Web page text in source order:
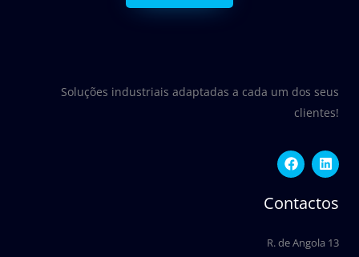
Soluções industriais adaptadas a cada um dos seus
clientes!
F
a
c
e
b
o
k
L
i
n
k
e
i
n
Contactos
R. de Angola 13